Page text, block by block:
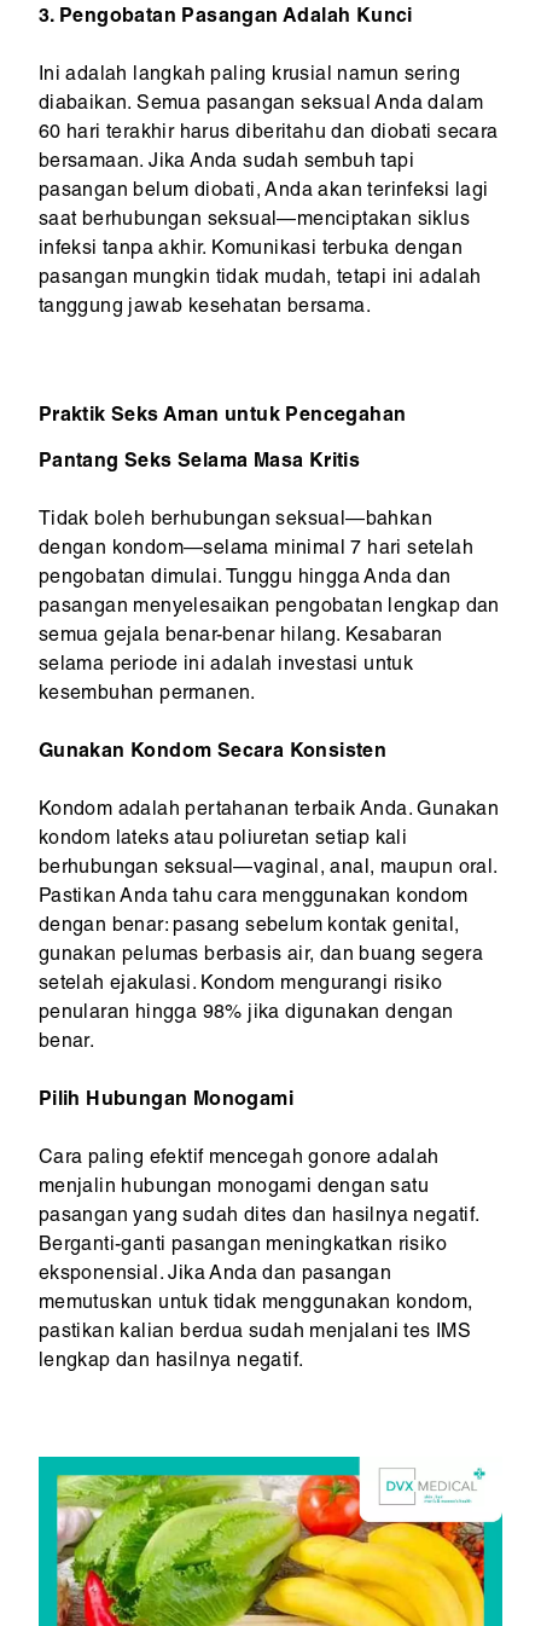
3. Pengobatan Pasangan Adalah Kunci
Ini adalah langkah paling krusial namun sering
diabaikan. Semua pasangan seksual Anda dalam
60 hari terakhir harus diberitahu dan diobati secara
bersamaan. Jika Anda sudah sembuh tapi
pasangan belum diobati, Anda akan terinfeksi lagi
saat berhubungan seksual—menciptakan siklus
infeksi tanpa akhir. Komunikasi terbuka dengan
pasangan mungkin tidak mudah, tetapi ini adalah
tanggung jawab kesehatan bersama.
Praktik Seks Aman untuk Pencegahan
Pantang Seks Selama Masa Kritis
Tidak boleh berhubungan seksual—bahkan
dengan kondom—selama minimal 7 hari setelah
pengobatan dimulai. Tunggu hingga Anda dan
pasangan menyelesaikan pengobatan lengkap dan
semua gejala benar-benar hilang. Kesabaran
selama periode ini adalah investasi untuk
kesembuhan permanen.
Gunakan Kondom Secara Konsisten
Kondom adalah pertahanan terbaik Anda. Gunakan
kondom lateks atau poliuretan setiap kali
berhubungan seksual—vaginal, anal, maupun oral.
Pastikan Anda tahu cara menggunakan kondom
dengan benar: pasang sebelum kontak genital,
gunakan pelumas berbasis air, dan buang segera
setelah ejakulasi. Kondom mengurangi risiko
penularan hingga 98% jika digunakan dengan
benar.
Pilih Hubungan Monogami
Cara paling efektif mencegah gonore adalah
menjalin hubungan monogami dengan satu
pasangan yang sudah dites dan hasilnya negatif.
Berganti-ganti pasangan meningkatkan risiko
eksponensial. Jika Anda dan pasangan
memutuskan untuk tidak menggunakan kondom,
pastikan kalian berdua sudah menjalani tes IMS
lengkap dan hasilnya negatif.